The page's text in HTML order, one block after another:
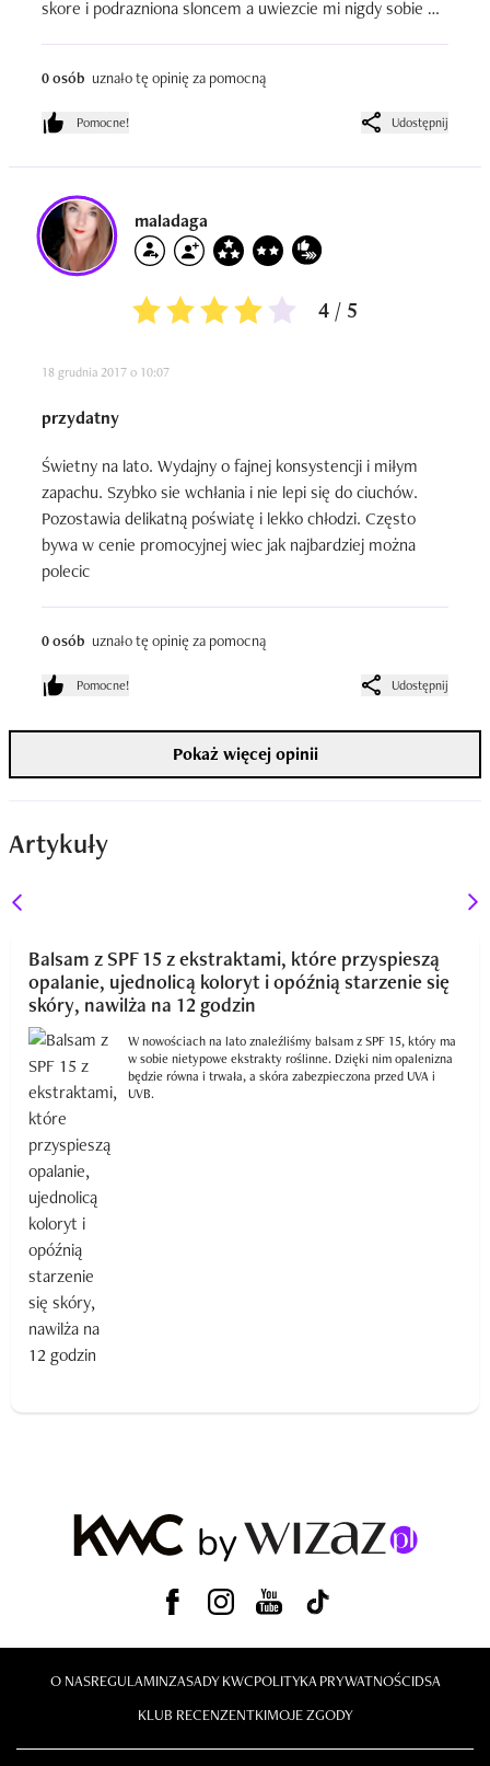
skore i podrazniona sloncem a uwiezcie mi nigdy sobie
zapach tego fantastycznego balsamu pomieszany z
opalenizna można porownac do zapachu sera koziego
wiec masakra. Pomimo to genialny kosmetyk.
0 osób uznało tę opinię za pomocną
Pomocne! Udostępnij
maladaga
4 / 5
18 grudnia 2017 o 10:07
przydatny
Świetny na lato. Wydajny o fajnej konsystencji i miłym
zapachu. Szybko sie wchłania i nie lepi się do ciuchów.
Pozostawia delikatną poświatę i lekko chłodzi. Często
bywa w cenie promocyjnej wiec jak najbardziej można
polecic
0 osób uznało tę opinię za pomocną
Pomocne! Udostępnij
Pokaż więcej opinii
Artykuły
Balsam z SPF 15 z ekstraktami, które przyspieszą
opalanie, ujednolicą koloryt i opóźnią starzenie się
skóry, nawilża na 12 godzin
W nowościach na lato znaleźliśmy balsam z SPF 15, który ma
w sobie nietypowe ekstrakty roślinne. Dzięki nim opalenizna
będzie równa i trwała, a skóra zabezpieczona przed UVA i
UVB.
O NASREGULAMINZASADY KWCPOLITYKA PRYWATNOŚCIDSA
KLUB RECENZENTKIMOJE ZGODY